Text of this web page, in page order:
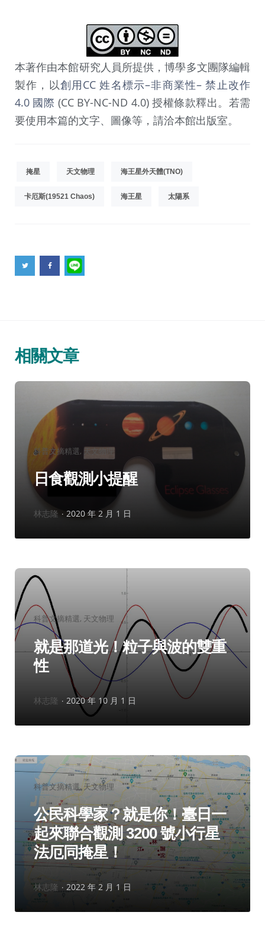
本著作由本館研究人員所提供，博學多文團隊編輯
製作，以創用CC 姓名標示–非商業性– 禁止改作
4.0 國際 (CC BY-NC-ND 4.0) 授權條款釋出。若需
要使用本篇的文字、圖像等，請洽本館出版室。
掩星 天文物理 海王星外天體(TNO)
卡厄斯(19521 Chaos) 海王星 太陽系
相關文章
分
類：
科普文摘精選 天文物理
日食觀測小提醒
作
林志隆 2020 年 2 月 1 日
分
類：
科普文摘精選 天文物理
就是那道光！粒子與波的雙重
性
作
林志隆 2020 年 10 月 1 日
分
類：
科普文摘精選 天文物理
公民科學家？就是你！臺日一
起來聯合觀測 3200 號小行星
法厄同掩星！
作
者：
林志隆 2022 年 2 月 1 日